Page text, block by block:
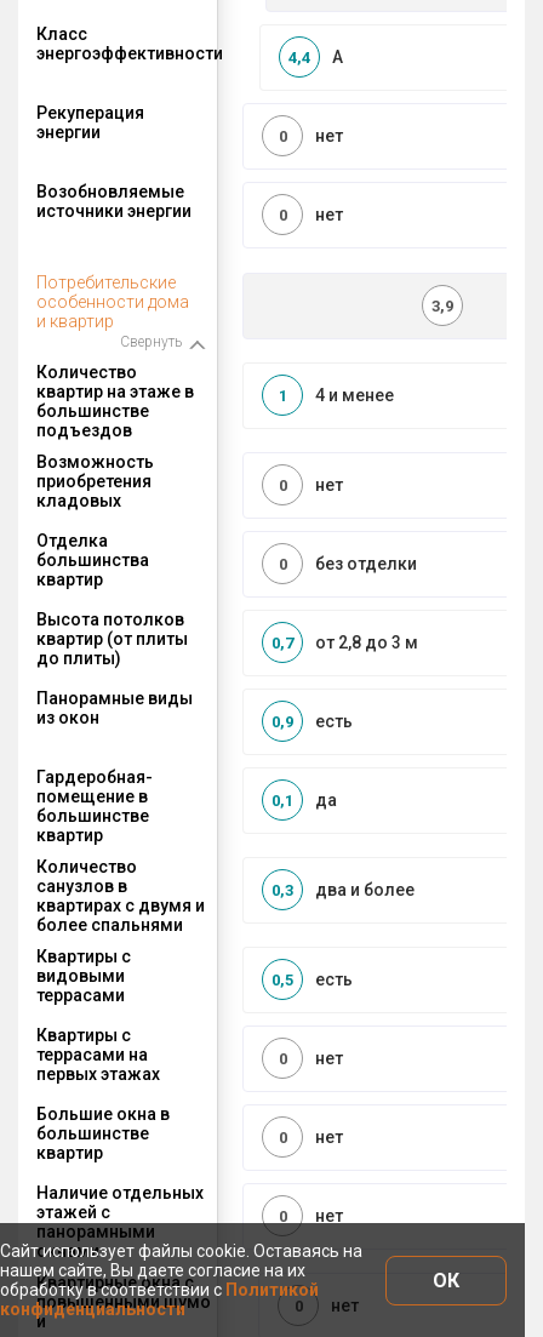
Класс
энергоэффективности
A
4,4
Рекуперация
энергии
нет
0
Возобновляемые
источники энергии
нет
0
Потребительские
особенности дома
и квартир
Свернуть
3,9
Количество
квартир на этаже в
большинстве
подъездов
4 и менее
1
Возможность
приобретения
кладовых
нет
0
Отделка
большинства
квартир
без отделки
0
Высота потолков
квартир (от плиты
до плиты)
от 2,8 до 3 м
0,7
Панорамные виды
из окон
есть
0,9
Гардеробная-
помещение в
большинстве
квартир
да
0,1
Количество
санузлов в
квартирах с двумя и
более спальнями
два и более
0,3
Квартиры с
видовыми
террасами
есть
0,5
Квартиры с
террасами на
первых этажах
нет
0
Большие окна в
большинстве
квартир
нет
0
Наличие отдельных
этажей с
панорамными
окнами
нет
0
Квартирные окна с
повышенными шумо
и
нет
0
Сайт использует файлы cookie. Оставаясь на
нашем сайте, Вы даете согласие на их
обработку в соответствии с Политикой
конфиденциальности
ОК